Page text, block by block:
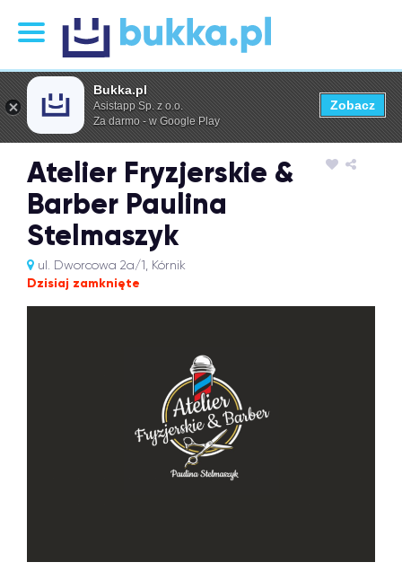
Atelier Fryzjerskie &
Barber Paulina
Stelmaszyk
ul. Dworcowa 2a/1, Kórnik
Dzisiaj zamknięte
Bukka.pl
Asistapp Sp. z o.o.
Za darmo - w Google Play
Zobacz